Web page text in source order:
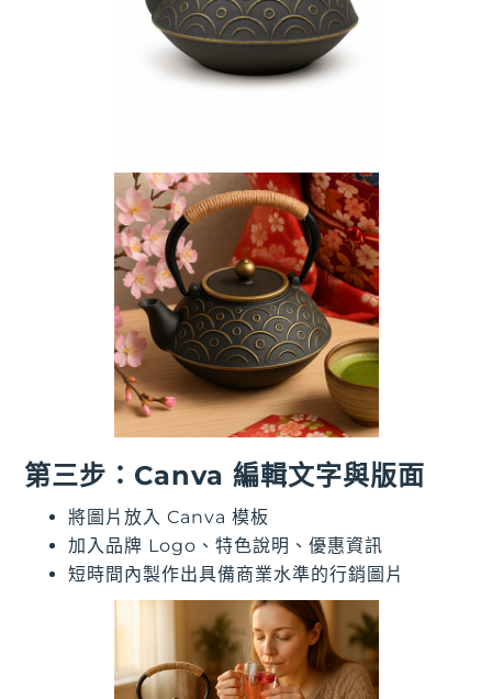
第三步：Canva 編輯文字與版面
將圖片放入 Canva 模板
加入品牌 Logo、特色說明、優惠資訊
短時間內製作出具備商業水準的行銷圖片